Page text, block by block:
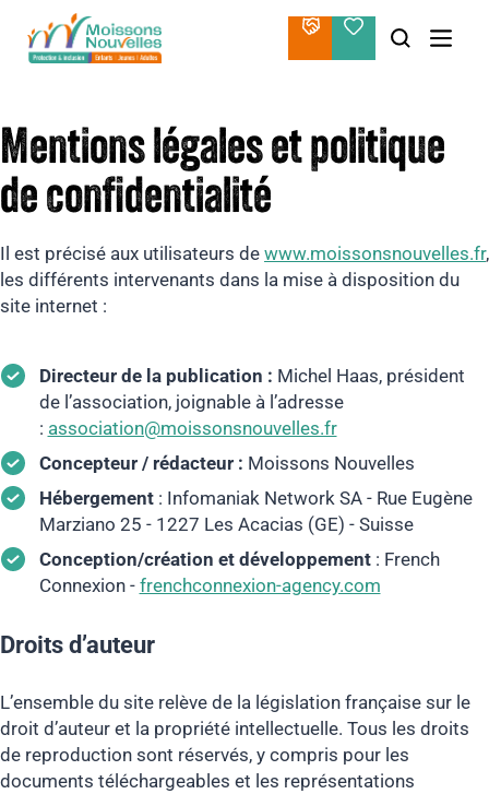
contenu
Mentions légales et politique
de confidentialité
Il est précisé aux utilisateurs de www.moissonsnouvelles.fr,
les différents intervenants dans la mise à disposition du
site internet :
Directeur de la publication : Michel Haas, président
de l’association, joignable à l’adresse
: association@moissonsnouvelles.fr
Concepteur / rédacteur : Moissons Nouvelles
Hébergement: Infomaniak Network SA - Rue Eugène
Marziano 25 - 1227 Les Acacias (GE) - Suisse
Conception/création et développement: French
Connexion - frenchconnexion-agency.com
Droits d’auteur
L’ensemble du site relève de la législation française sur le
droit d’auteur et la propriété intellectuelle. Tous les droits
de reproduction sont réservés, y compris pour les
documents téléchargeables et les représentations